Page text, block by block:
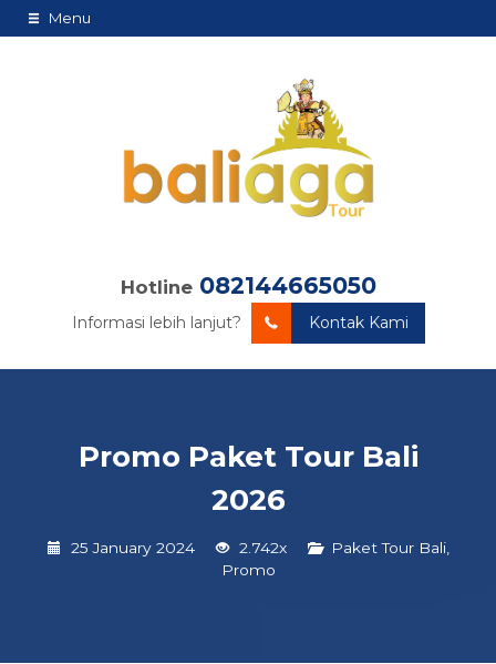
Menu
Hotline 082144665050
Informasi lebih lanjut? Kontak Kami
Promo Paket Tour Bali
2026
25 January 2024 2.742x Paket Tour Bali,
Promo